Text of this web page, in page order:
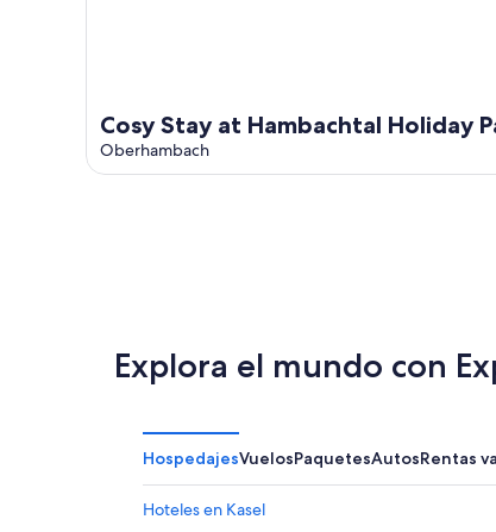
Cosy Stay at Hambachtal Holiday
Oberhambach
Explora el mundo con
HospedajesVuelosPaquetesAutosRentas
Hoteles en Kasel